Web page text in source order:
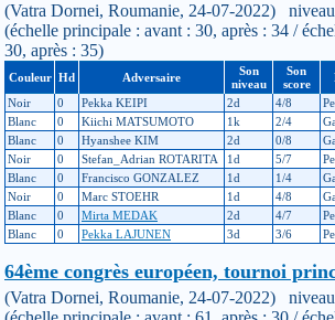
(Vatra Dornei, Roumanie, 24-07-2022)
(échelle principale : avant : 30, après : 34 /
30, après : 35)
Couleur Hd Adversaire
Son
niveau
Son
score
Noir
0 Pekka KEIPI 2d 4/8
Blanc
0 Kiichi MATSUMOTO 1k 2/4
Blanc
0 Hyanshee KIM 2d 0/8
Noir
0 Stefan_Adrian ROTARITA 1d 5/7
Blanc
0 Francisco GONZALEZ 1d 1/4
Noir
0 Marc STOEHR 1d 4/8
Blanc
0 Mirta MEDAK 2d 4/7
Blanc
0 Pekka LAJUNEN 3d 3/6
64ème congrès européen, tournoi
(Vatra Dornei, Roumanie, 24-07-2022)